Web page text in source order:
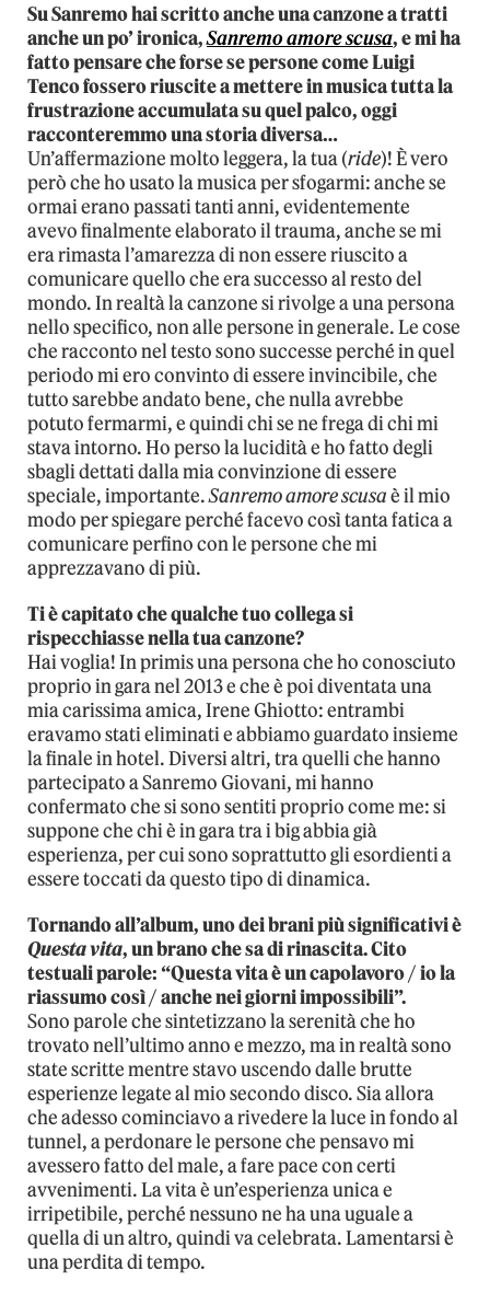
Su Sanremo hai scritto anche una canzone a tratti
anche un po’ ironica,Sanremo amore scusa, e mi ha
fatto pensare che forse se persone come Luigi
Tenco fossero riuscite a mettere in musica tutta la
frustrazione accumulata su quel palco, oggi
racconteremmo una storia diversa…
Un’affermazione molto leggera, la tua (ride)! È vero
però che ho usato la musica per sfogarmi: anche se
ormai erano passati tanti anni, evidentemente
avevo finalmente elaborato il trauma, anche se mi
era rimasta l’amarezza di non essere riuscito a
comunicare quello che era successo al resto del
mondo. In realtà la canzone si rivolge a una persona
nello specifico, non alle persone in generale. Le cose
che racconto nel testo sono successe perché in quel
periodo mi ero convinto di essere invincibile, che
tutto sarebbe andato bene, che nulla avrebbe
potuto fermarmi, e quindi chi se ne frega di chi mi
stava intorno. Ho perso la lucidità e ho fatto degli
sbagli dettati dalla mia convinzione di essere
speciale, importante.Sanremo amore scusaè il mio
modo per spiegare perché facevo così tanta fatica a
comunicare perfino con le persone che mi
apprezzavano di più.
Ti è capitato che qualche tuo collega si
rispecchiasse nella tua canzone?
Hai voglia! In primis una persona che ho conosciuto
proprio in gara nel 2013 e che è poi diventata una
mia carissima amica, Irene Ghiotto: entrambi
eravamo stati eliminati e abbiamo guardato insieme
la finale in hotel. Diversi altri, tra quelli che hanno
partecipato a Sanremo Giovani, mi hanno
confermato che si sono sentiti proprio come me: si
suppone che chi è in gara tra i big abbia già
esperienza, per cui sono soprattutto gli esordienti a
essere toccati da questo tipo di dinamica.
Tornando all’album, uno dei brani più significativi è
Questa vita, un brano che sa di rinascita. Cito
testuali parole: “Questa vita è un capolavoro / io la
riassumo così / anche nei giorni impossibili”.
Sono parole che sintetizzano la serenità che ho
trovato nell’ultimo anno e mezzo, ma in realtà sono
state scritte mentre stavo uscendo dalle brutte
esperienze legate al mio secondo disco. Sia allora
che adesso cominciavo a rivedere la luce in fondo al
tunnel, a perdonare le persone che pensavo mi
avessero fatto del male, a fare pace con certi
avvenimenti. La vita è un’esperienza unica e
irripetibile, perché nessuno ne ha una uguale a
quella di un altro, quindi va celebrata. Lamentarsi è
una perdita di tempo.